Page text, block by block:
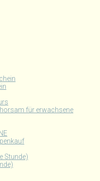
für erwachsene
Stunde)